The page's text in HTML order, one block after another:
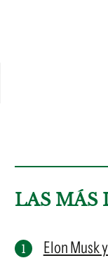
LAS MÁS
Elon Musk